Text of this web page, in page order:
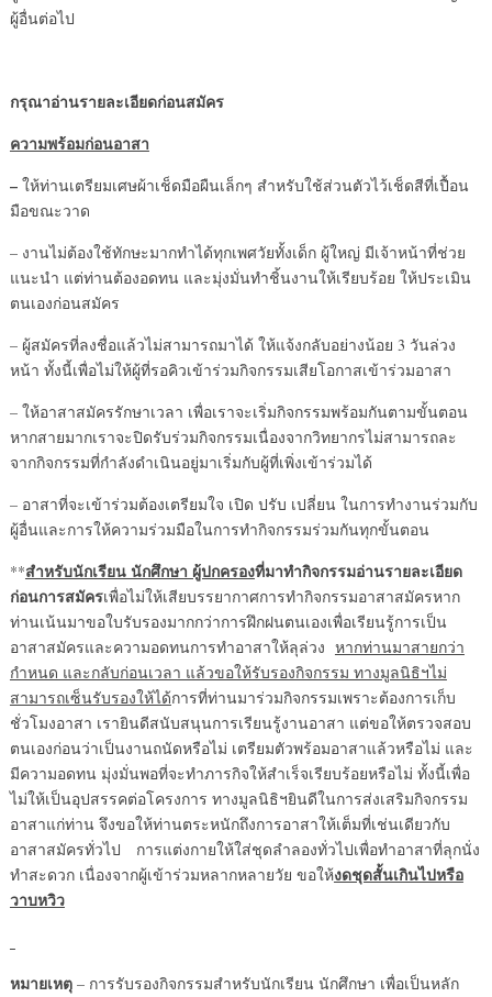
ผู้อื่นต่อไป
กรุณาอ่านรายละเอียดก่อนสมัคร
ความพร้อมก่อนอาสา
– ให้ท่านเตรียมเศษผ้าเช็ดมือผืนเล็กๆ สำหรับใช้ส่วนตัวไว้เช็ดสีที่เปื้อน
มือขณะวาด
– งานไม่ต้องใช้ทักษะมากทำได้ทุกเพศวัยทั้งเด็ก ผู้ใหญ่ มีเจ้าหน้าที่ช่วย
แนะนำ แต่ท่านต้องอดทน และมุ่งมั่นทำชิ้นงานให้เรียบร้อย ให้ประเมิน
ตนเองก่อนสมัคร
– ผู้สมัครที่ลงชื่อแล้วไม่สามารถมาได้ ให้แจ้งกลับอย่างน้อย 3 วันล่วง
หน้า ทั้งนี้เพื่อไม่ให้ผู้ที่รอคิวเข้าร่วมกิจกรรมเสียโอกาสเข้าร่วมอาสา
– ให้อาสาสมัครรักษาเวลา เพื่อเราจะเริ่มกิจกรรมพร้อมกันตามขั้นตอน
หากสายมากเราจะปิดรับร่วมกิจกรรมเนื่องจากวิทยากรไม่สามารถละ
จากกิจกรรมที่กำลังดำเนินอยู่มาเริ่มกับผู้ที่เพิ่งเข้าร่วมได้
– อาสาที่จะเข้าร่วมต้องเตรียมใจ เปิด ปรับ เปลี่ยน ในการทำงานร่วมกับ
ผู้อื่นและการให้ความร่วมมือในการทำกิจกรรมร่วมกันทุกขั้นตอน
**สำหรับนักเรียน นักศึกษา ผู้ปกครองที่มาทำกิจกรรมอ่านรายละเอียด
ก่อนการสมัครเพื่อไม่ให้เสียบรรยากาศการทำกิจกรรมอาสาสมัครหาก
ท่านเน้นมาขอใบรับรองมากกว่าการฝึกฝนตนเองเพื่อเรียนรู้การเป็น
อาสาสมัครและความอดทนการทำอาสาให้ลุล่วง หากท่านมาสายกว่า
กำหนด และกลับก่อนเวลา แล้วขอให้รับรองกิจกรรม ทางมูลนิธิฯไม่
สามารถเซ็นรับรองให้ได้การที่ท่านมาร่วมกิจกรรมเพราะต้องการเก็บ
ชั่วโมงอาสา เรายินดีสนับสนุนการเรียนรู้งานอาสา แต่ขอให้ตรวจสอบ
ตนเองก่อนว่าเป็นงานถนัดหรือไม่ เตรียมตัวพร้อมอาสาแล้วหรือไม่ และ
มีความอดทน มุ่งมั่นพอที่จะทำภารกิจให้สำเร็จเรียบร้อยหรือไม่ ทั้งนี้เพื่อ
ไม่ให้เป็นอุปสรรคต่อโครงการ ทางมูลนิธิฯยินดีในการส่งเสริมกิจกรรม
อาสาแก่ท่าน จึงขอให้ท่านตระหนักถึงการอาสาให้เต็มที่เช่นเดียวกับ
อาสาสมัครทั่วไป การแต่งกายให้ใส่ชุดลำลองทั่วไปเพื่อทำอาสาที่ลุกนั่ง
ทำสะดวก เนื่องจากผู้เข้าร่วมหลากหลายวัย ขอให้งดชุดสั้นเกินไปหรือ
วาบหวิว
หมายเหตุ– การรับรองกิจกรรมสำหรับนักเรียน นักศึกษา เพื่อเป็นหลัก